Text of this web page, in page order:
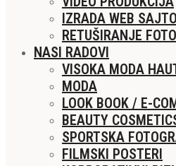
IZRADA WEB
RETUŠIRANJE
NASI RADOVI
VISOKA MODA
MODA
LOOK BOOK / E-
BEAUTY
SPORTSKA
FILMSKI POSTERI